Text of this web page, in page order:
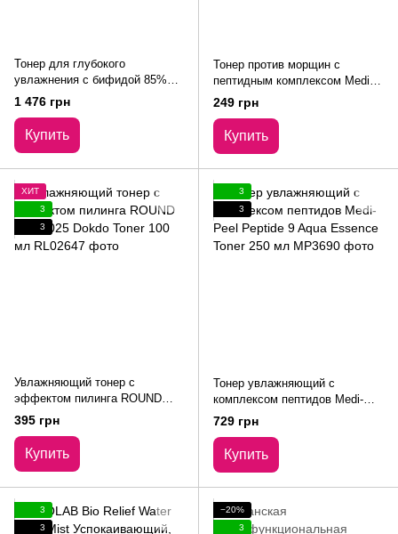
Тонер для глубокого
увлажнения с бифидой 85%
CUSKIN Dr.Solution Bifida
Barrier Toner 200 мл
1 476 грн
Купить
Тонер против морщин с
пептидным комплексом Medi-
Peel Peptide Tox-Bor Toner
миниатюра 30 мл
249 грн
Купить
ХИТ
3
3
Увлажняющий тонер с
эффектом пилинга ROUND
LAB 1025 Dokdo Toner 100 мл
395 грн
Купить
3
3
Тонер увлажняющий с
комплексом пептидов Medi-
Peel Peptide 9 Aqua Essence
Toner 250 мл
729 грн
Купить
3
3
−20%
3